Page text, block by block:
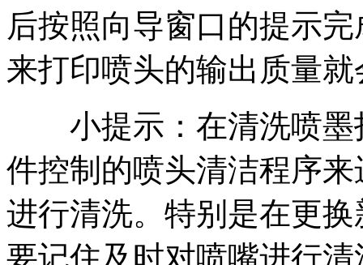
后按照向导窗口的提示
来打印喷头的输出质量
小提示：在清洗喷墨
件控制的喷头清洁程序
进行清洗。特别是在更
要记住及时对喷嘴进行